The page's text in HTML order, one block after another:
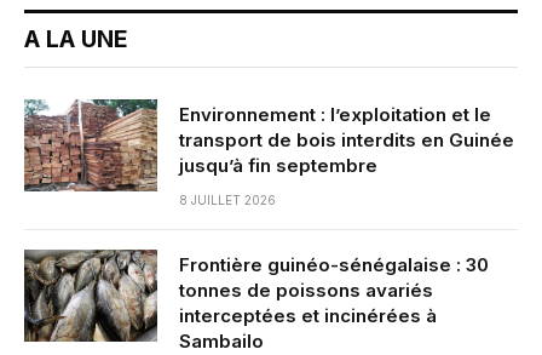
A LA UNE
Environnement : l’exploitation et le
transport de bois interdits en Guinée
jusqu’à fin septembre
8 JUILLET 2026
Frontière guinéo-sénégalaise : 30
tonnes de poissons avariés
interceptées et incinérées à
Sambailo